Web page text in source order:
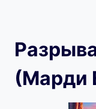
(Марди